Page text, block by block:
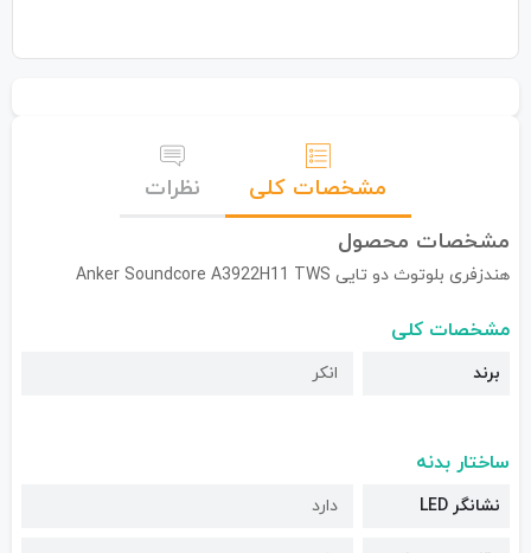
مشخصات کلی
نظرات
مشخصات محصول
هندزفری بلوتوث دو تایی Anker Soundcore A3922H11 TWS
مشخصات کلی
برند انکر
ساختار بدنه
نشانگر LED دارد